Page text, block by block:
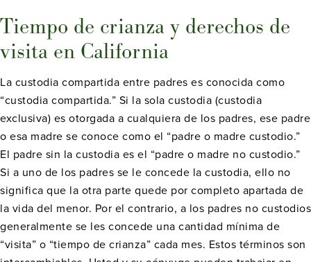
Tiempo de crianza y derechos de
visita en California
La custodia compartida entre padres es conocida como
“custodia compartida.” Si la sola custodia (custodia
exclusiva) es otorgada a cualquiera de los padres, ese padre
o esa madre se conoce como el “padre o madre custodio.”
El padre sin la custodia es el “padre o madre no custodio.”
Si a uno de los padres se le concede la custodia, ello no
significa que la otra parte quede por completo apartada de
la vida del menor. Por el contrario, a los padres no custodios
generalmente se les concede una cantidad mínima de
“visita” o “tiempo de crianza” cada mes. Estos términos son